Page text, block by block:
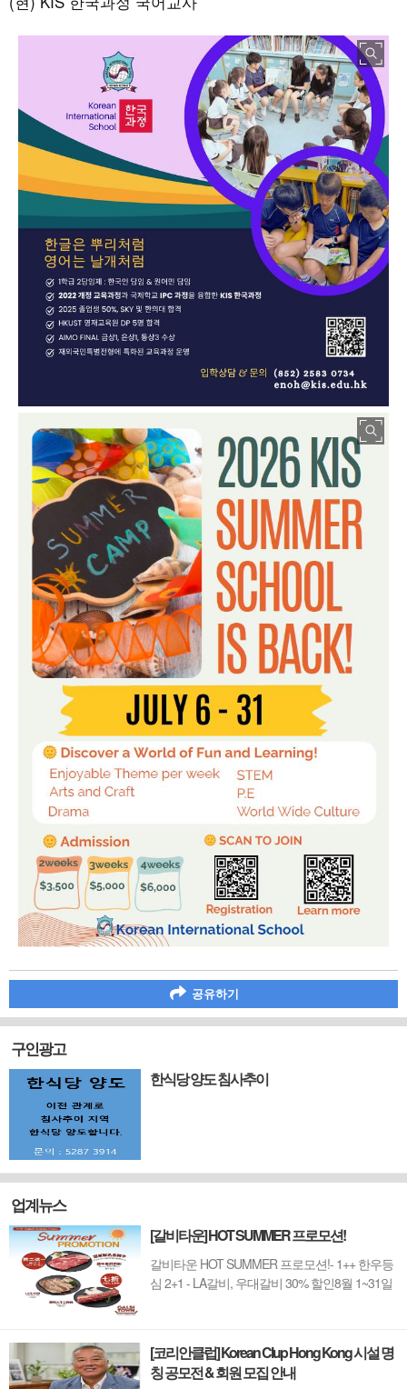
공유하기
구인광고
한식당 양도 침사추이
업계뉴스
[갈비타운] HOT SUMMER 프로모션!
갈비타운 HOT SUMMER 프로모션!- 1++ 한우등
심 2+1 - LA갈비, 우대갈비 30% 할인8월 1~31일
[코리안클럽] Korean Clup Hong Kong 시설 명
칭 공모전 & 회원 모집 안내